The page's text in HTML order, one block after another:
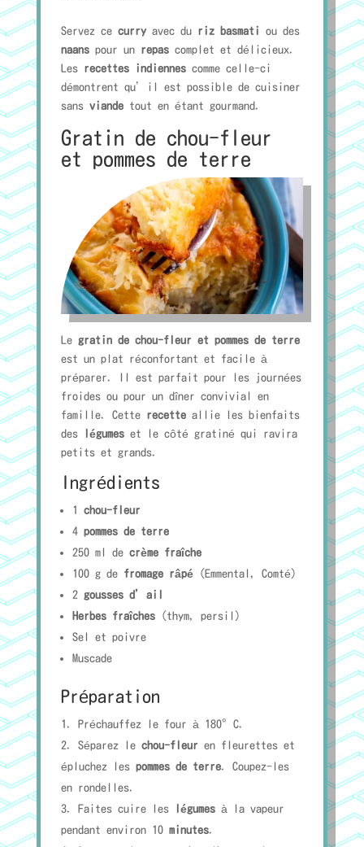
Servez ce curryavec du riz basmati
ou des
naanspour un repascomplet et délicieux.
Les recettes indiennescomme celle-ci
démontrent qu’il est possible de cuisiner
sans viandetout en étant gourmand.
Gratin de chou-fleur
et pommes de terre
Le gratin de chou-fleur et pommes de terre
est un plat réconfortant et facile à
préparer. Il est parfait pour les journées
froides ou pour un dîner convivial en
famille. Cette recetteallie les bienfaits
des
légumeset le côté gratiné qui ravira
petits et grands.
Ingrédients
1 chou-fleur
4 pommes de terre
250 ml de crème fraîche
100 g de fromage râpé(Emmental, Comté)
2 gousses d’ail
Herbes fraîches(thym, persil)
Sel et poivre
Muscade
Préparation
Préchauffez le four à 180°C.
Séparez le chou-fleur en fleurettes et
épluchez les pommes de terre. Coupez-les
en rondelles.
Faites cuire les
légumesà la vapeur
pendant environ 10 minutes.